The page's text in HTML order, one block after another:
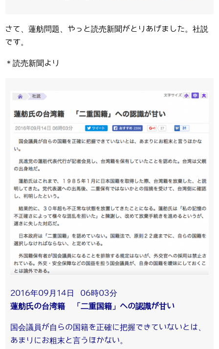
さて、蓮舫問題、やっと読売新聞がとりあげました。社説
です。
＊読売新聞より
2016年09月14日 06時03分
蓮舫氏の台湾籍 「二重国籍」への認識が甘い
国会議員が自らの国籍を正確に把握できていないとは、
あまりにお粗末と言うほかない。